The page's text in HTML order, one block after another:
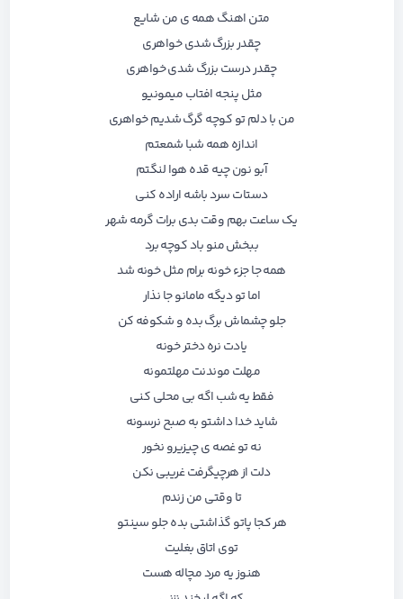
متن اهنگ همه ی من شایع
چقدر بزرگ شدی خواهری
چقدر درست بزرگ شدی خواهری
مثل پنجه افتاب میمونیو
من با دلم تو کوچه گرگ شدیم خواهری
اندازه همه شبا شمعتم
آبو نون چیه قده هوا لنگتم
دستات سرد باشه اراده کنی
یک ساعت بهم وقت بدی برات گرمه شهر
ببخش منو باد کوچه برد
همه جا جزء خونه برام مثل خونه شد
اما تو دیگه مامانو جا نذار
جلو چشماش برگ بده و شکوفه کن
یادت نره دختر خونه
مهلت موندنت مهلتمونه
فقط یه شب اگه بی محلی کنی
شاید خدا داشتو به صبح نرسونه
نه تو غصه ی چیزیرو نخور
دلت از هرچیگرفت غریبی نکن
تا وقتی من زندم
هر کجا پاتو گذاشتی بده جلو سینتو
توی اتاق بغلیت
هنوز یه مرد مچاله هست